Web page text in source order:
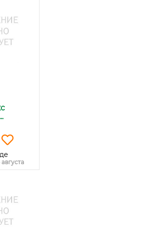
августа